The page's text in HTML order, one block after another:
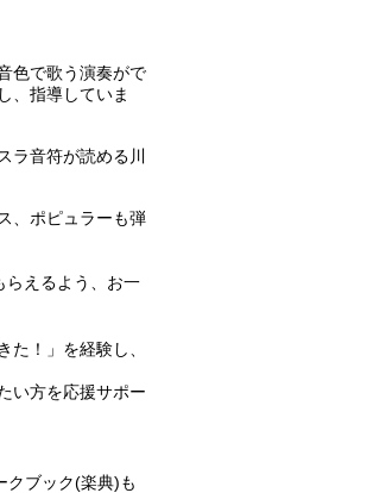
色で歌う演奏がで
、指導していま
ラ音符が読める川
、ポピュラーも弾
らえるよう、お一
た！」を経験し、
い方を応援サポー
クブック(楽典)も